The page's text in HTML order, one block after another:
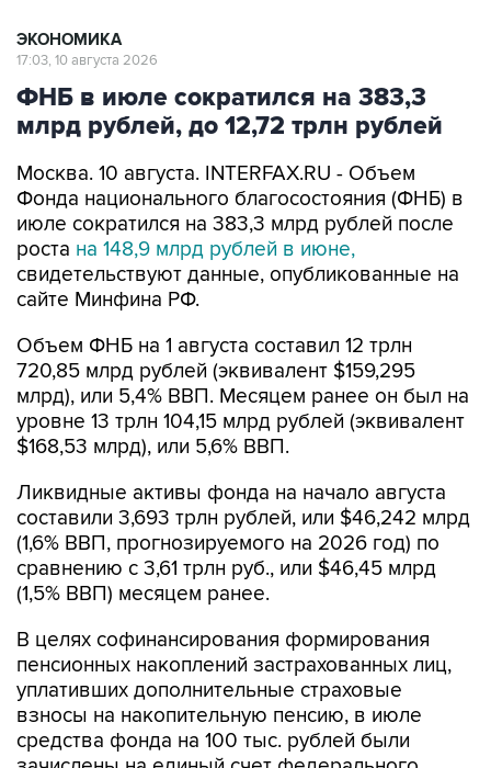
ЭКОНОМИКА
17:03, 10 августа 2026
ФНБ в июле сократился на 383,3
млрд рублей, до 12,72 трлн рублей
Москва. 10 августа. INTERFAX.RU - Объем
Фонда национального благосостояния (ФНБ) в
июле сократился на 383,3 млрд рублей после
роста на 148,9 млрд рублей в июне,
свидетельствуют данные, опубликованные на
сайте Минфина РФ.
Объем ФНБ на 1 августа составил 12 трлн
720,85 млрд рублей (эквивалент $159,295
млрд), или 5,4% ВВП. Месяцем ранее он был на
уровне 13 трлн 104,15 млрд рублей (эквивалент
$168,53 млрд), или 5,6% ВВП.
Ликвидные активы фонда на начало августа
составили 3,693 трлн рублей, или $46,242 млрд
(1,6% ВВП, прогнозируемого на 2026 год) по
сравнению с 3,61 трлн руб., или $46,45 млрд
(1,5% ВВП) месяцем ранее.
В целях софинансирования формирования
пенсионных накоплений застрахованных лиц,
уплативших дополнительные страховые
взносы на накопительную пенсию, в июле
средства фонда на 100 тыс. рублей были